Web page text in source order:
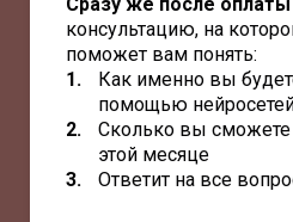
Сразу же после оплаты
консультацию, на
поможет вам понять:
Как именно вы
помощью
Сколько вы сможете
этой месяце
Ответит на все